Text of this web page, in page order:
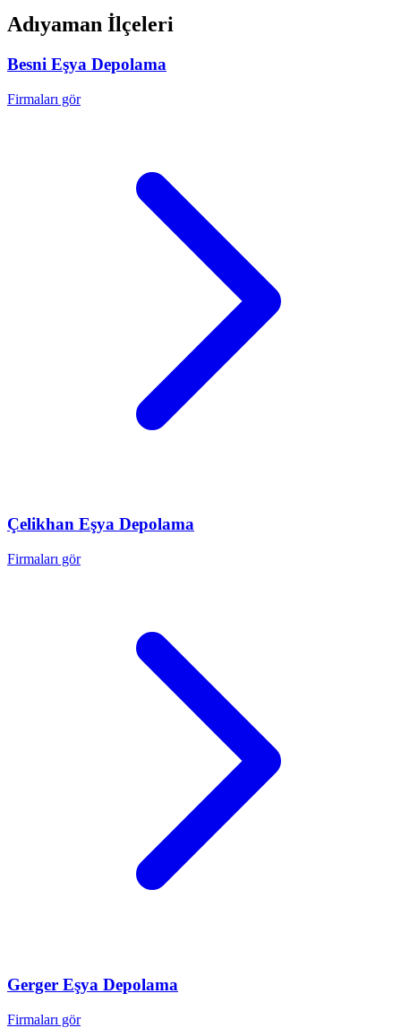
Adıyaman İlçeleri
Besni Eşya Depolama
Firmaları gör
Çelikhan Eşya Depolama
Firmaları gör
Gerger Eşya Depolama
Firmaları gör